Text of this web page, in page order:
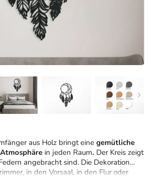
aus Holz bringt eine gemütliche
in jeden Raum. Der Kreis zeigt
angebracht sind. Die Dekoration
in den Vorsaal, in den Flur oder